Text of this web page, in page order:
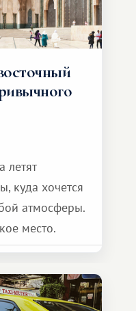
летят
куда хочется
атмосферы.
место.